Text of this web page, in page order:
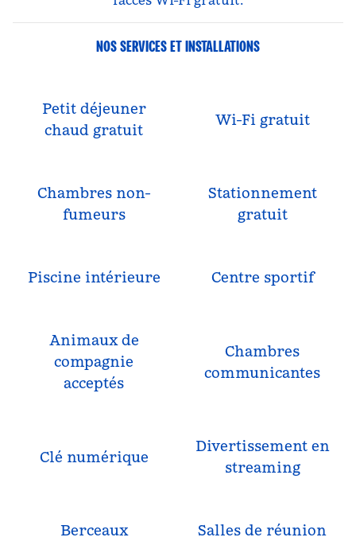
NOS SERVICES ET INSTALLATIONS
Petit déjeuner
chaud gratuit
Wi-Fi gratuit
Chambres non-
fumeurs
Stationnement
gratuit
Piscine intérieure Centre sportif
Animaux de
compagnie
acceptés
Chambres
communicantes
Clé numérique
Divertissement en
streaming
Berceaux Salles de réunion